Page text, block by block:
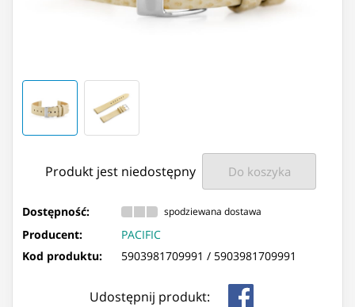
Produkt jest niedostępny Do koszyka
Dostępność: spodziewana dostawa
Producent:
PACIFIC
Kod produktu:
5903981709991 / 5903981709991
Udostępnij produkt: